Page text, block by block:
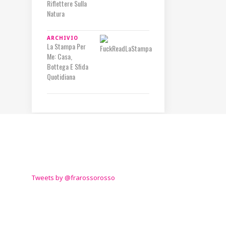
Riflettere Sulla
Natura
ARCHIVIO
La Stampa Per
Me: Casa,
Bottega E Sfida
Quotidiana
Tweets by @frarossorosso